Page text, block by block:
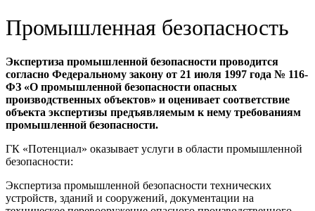
Промышленная безопасность
Экспертиза промышленной безопасности проводится
согласно Федеральному закону от 21 июля 1997 года № 116-
ФЗ «О промышленной безопасности опасных
производственных объектов» и оценивает соответствие
объекта экспертизы предъявляемым к нему требованиям
промышленной безопасности.
ГК «Потенциал» оказывает услуги в области промышленной
безопасности:
Экспертиза промышленной безопасности технических
устройств, зданий и сооружений, документации на